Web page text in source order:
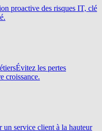
proactive des risques IT, clé
Évitez les pertes
croissance.
un service client à la hauteur